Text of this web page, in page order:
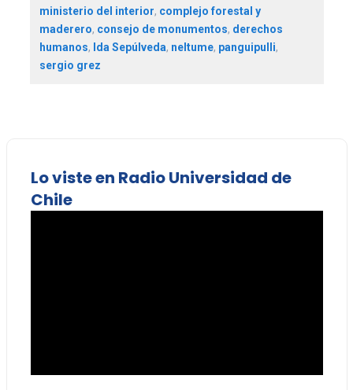
ministerio del interior, complejo forestal y
maderero, consejo de monumentos, derechos
humanos, Ida Sepúlveda, neltume, panguipulli,
sergio grez
Lo viste en Radio Universidad de
Chile